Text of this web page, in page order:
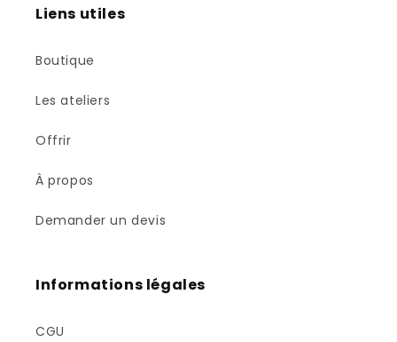
Liens utiles
Boutique
Les ateliers
Offrir
À propos
Demander un devis
Informations légales
CGU